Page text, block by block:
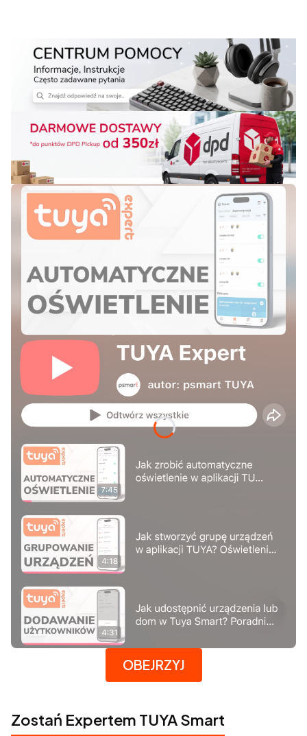
Naciśnij Enter lub spację, aby otworzyć stronę.
OBEJRZYJ
Zostań Expertem TUYA Smart